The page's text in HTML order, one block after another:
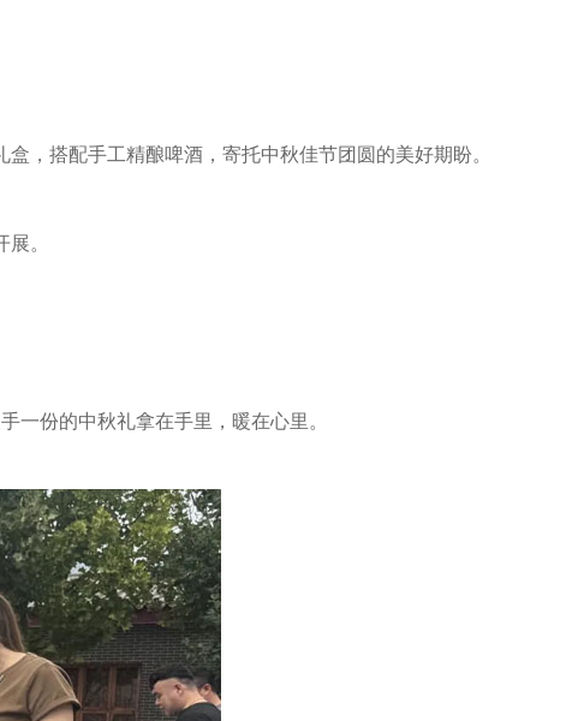
，搭配手工精酿啤酒，寄托中秋佳节团圆的美好期盼。
。
一份的中秋礼拿在手里，暖在心里。